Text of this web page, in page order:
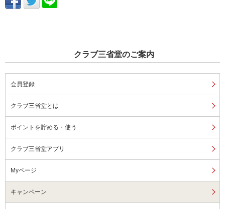
クラブ三省堂のご案内
会員登録
クラブ三省堂とは
ポイントを貯める・使う
クラブ三省堂アプリ
Myページ
キャンペーン